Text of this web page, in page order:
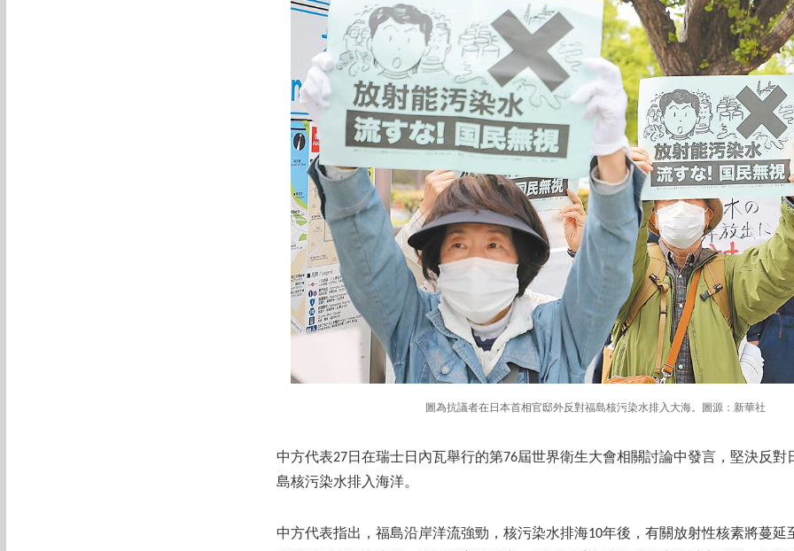
圖為抗議者在日本首相官邸外反對福島核污染水排入大海。圖源：新華社
中方代表27日在瑞士日內瓦舉行的第76屆世界衛生大會相關討論中發言，堅決反對
島核污染水排入海洋。
中方代表指出，福島沿岸洋流強勁，核污染水排海10年後，有關放射性核素將蔓延